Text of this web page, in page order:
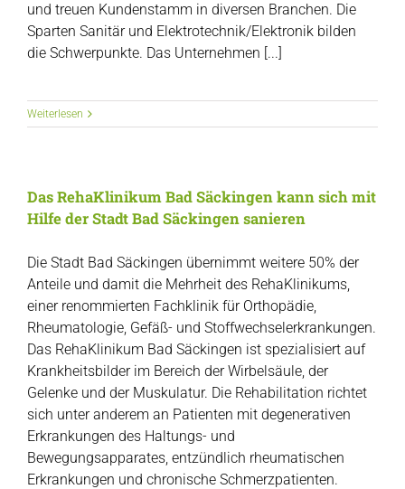
und treuen Kundenstamm in diversen Branchen. Die
Sparten Sanitär und Elektrotechnik/Elektronik bilden
die Schwerpunkte. Das Unternehmen [...]
Weiterlesen
Das RehaKlinikum Bad Säckingen kann sich mit
Hilfe der Stadt Bad Säckingen sanieren
Die Stadt Bad Säckingen übernimmt weitere 50% der
Anteile und damit die Mehrheit des RehaKlinikums,
einer renommierten Fachklinik für Orthopädie,
Rheumatologie, Gefäß- und Stoffwechselerkrankungen.
Das RehaKlinikum Bad Säckingen ist spezialisiert auf
Krankheitsbilder im Bereich der Wirbelsäule, der
Gelenke und der Muskulatur. Die Rehabilitation richtet
sich unter anderem an Patienten mit degenerativen
Erkrankungen des Haltungs- und
Bewegungsapparates, entzündlich rheumatischen
Erkrankungen und chronische Schmerzpatienten.